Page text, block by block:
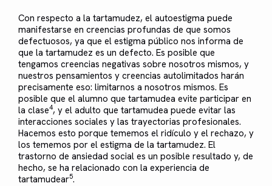
Con respecto a la tartamudez, el autoestigma puede
manifestarse en creencias profundas de que somos
defectuosos, ya que el estigma público nos informa de
que la tartamudez es un defecto. Es posible que
tengamos creencias negativas sobre nosotros mismos, y
nuestros pensamientos y creencias autolimitados harán
precisamente eso: limitarnos a nosotros mismos. Es
posible que el alumno que tartamudea evite participar en
la clase4, y el adulto que tartamudea puede evitar las
interacciones sociales y las trayectorias profesionales.
Hacemos esto porque tememos el ridículo y el rechazo, y
los tememos por el estigma de la tartamudez. El
trastorno de ansiedad social es un posible resultado y, de
hecho, se ha relacionado con la experiencia de
tartamudear5.